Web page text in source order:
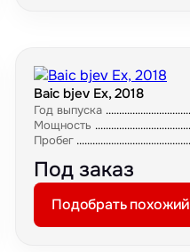
Baic bjev Ex, 2018
Год выпуска
Мощность
Пробег
Под заказ
Подобрать похожий